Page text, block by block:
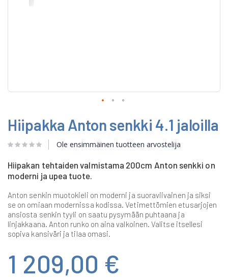
to
the
beginning
of
images
gallery
Hiipakka Anton senkki 4.1 jaloilla
Ole ensimmäinen tuotteen arvostelija
Hiipakan tehtaiden valmistama 200cm Anton senkki on
moderni ja upea tuote.
Anton senkin muotokieli on moderni ja suoraviivainen ja siksi
se on omiaan modernissa kodissa. Vetimettömien etusarjojen
ansiosta senkin tyyli on saatu pysymään puhtaana ja
linjakkaana. Anton runko on aina valkoinen. Valitse itsellesi
sopiva kansiväri ja tilaa omasi.
1 209,00 €